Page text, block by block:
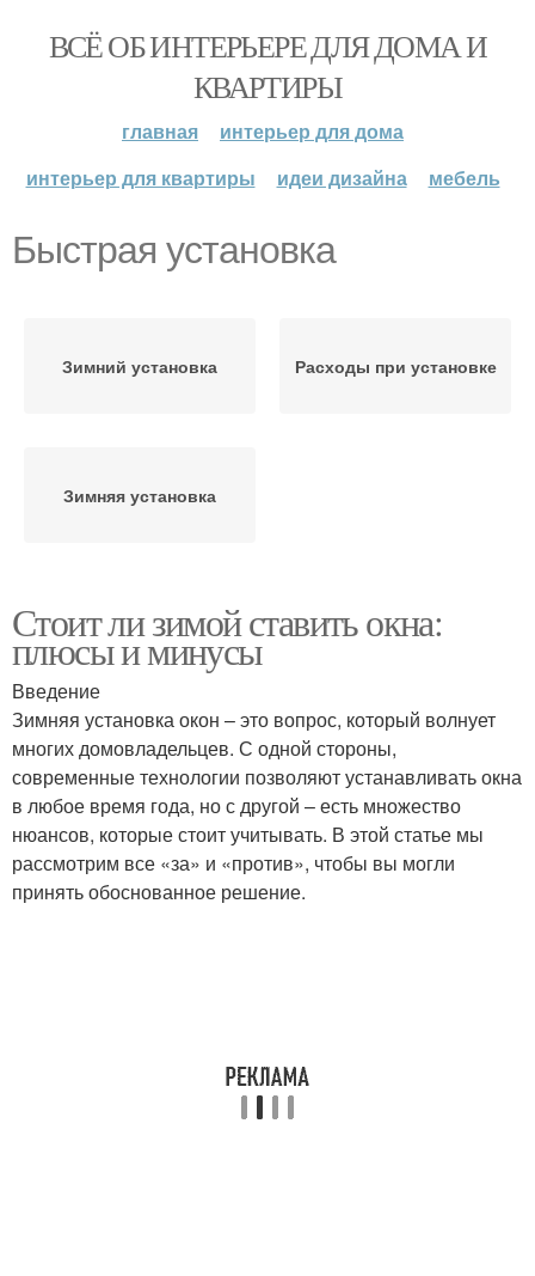
ВСЁ ОБ ИНТЕРЬЕРЕ ДЛЯ ДОМА И
КВАРТИРЫ
главная
интерьер для дома
интерьер для квартиры
идеи дизайна мебель
Быстрая установка
Зимний установка Расходы при установке
Зимняя установка
Стоит ли зимой ставить окна:
плюсы и минусы
Введение
Зимняя установка окон – это вопрос, который волнует
многих домовладельцев. С одной стороны,
современные технологии позволяют устанавливать окна
в любое время года, но с другой – есть множество
нюансов, которые стоит учитывать. В этой статье мы
рассмотрим все «за» и «против», чтобы вы могли
принять обоснованное решение.